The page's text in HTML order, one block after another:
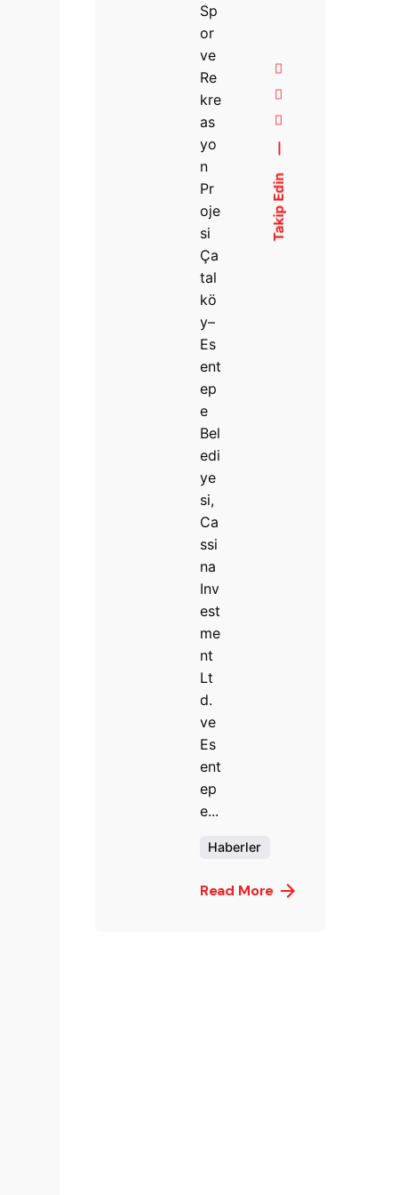
Takip Edin
Sp
or
ve
Re
kre
as
yo
n
Pr
oje
si
Ça
tal
kö
y–
Es
ent
ep
e
Bel
edi
ye
si,
Ca
ssi
na
Inv
est
me
nt
Lt
d.
ve
Es
ent
ep
e...
Haberler
Read More